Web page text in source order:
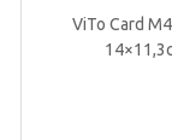
ViTo Card